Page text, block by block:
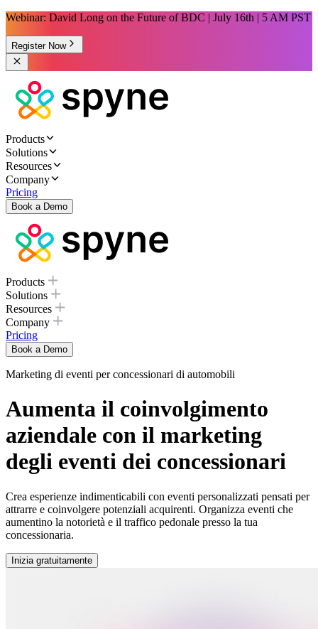
Webinar: David Long on the Future of BDC | July 16th | 5 AM PST
Register Now
Products
Solutions
Resources
Company
Pricing
Book a Demo
Products
Solutions
Resources
Company
Pricing
Book a Demo
Marketing di eventi per concessionari di automobili
Aumenta il coinvolgimento
aziendale con il marketing
degli eventi dei concessionari
Crea esperienze indimenticabili con eventi personalizzati pensati per
attrarre e coinvolgere potenziali acquirenti. Organizza eventi che
aumentino la notorietà e il traffico pedonale presso la tua
concessionaria.
Inizia gratuitamente